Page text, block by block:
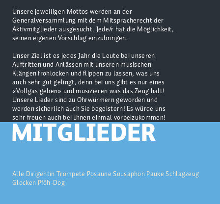
Unsere jeweiligen Mottos werden an der
Generalversammlung mit dem Mitspracherecht der
Aktivmitglieder ausgesucht. Jede/r hat die Möglichkeit,
seinen eigenen Vorschlag einzubringen.
Unser Ziel ist es jedes Jahr die Leute bei unseren
Auftritten und Anlässen mit unseren musischen
Klängen frohlocken und flippen zu lassen, was uns
auch sehr gut gelingt, denn bei uns gibt es nur eines
«Vollgas geben» und musizieren was das Zeug hält!
Unsere Lieder sind zu Ohrwürmern geworden und
werden sicherlich auch Sie begeistern! Es würde uns
sehr freuen auch bei Ihnen einmal vorbeizukommen!
MITGLIEDER
Alle DirigentinTrompete PosauneSousaphonPaukeSchlagzeug
Glocken Pföh-Dog